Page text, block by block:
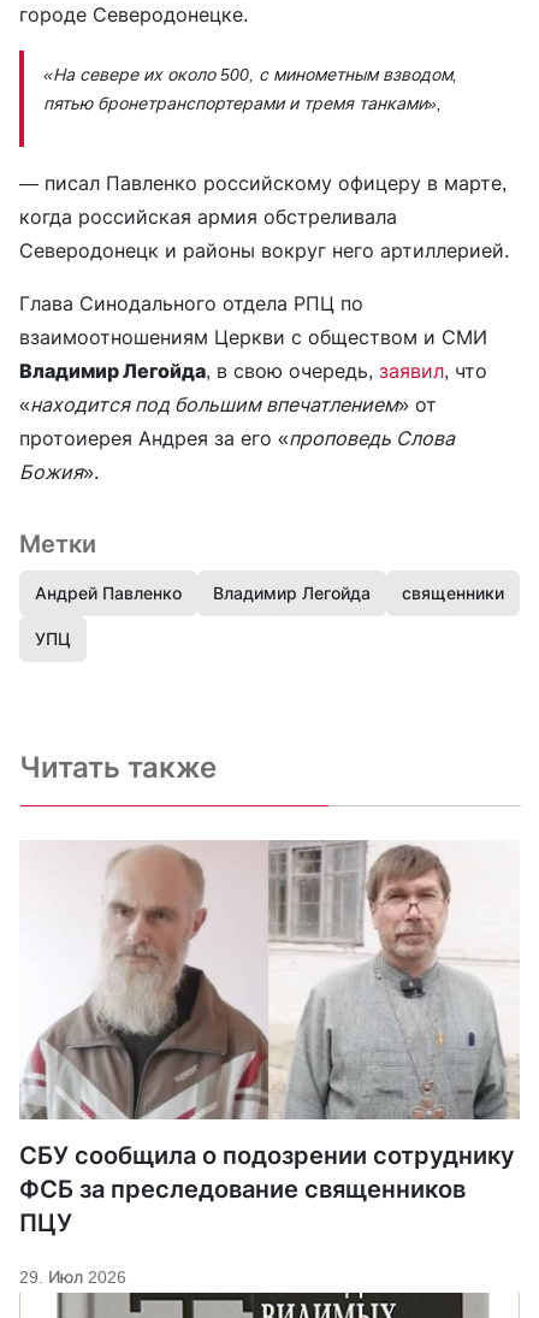
городе Северодонецке.
«На севере их около 500, с минометным взводом,
пятью бронетранспортерами и тремя танками»,
— писал Павленко российскому офицеру в марте,
когда российская армия обстреливала
Северодонецк и районы вокруг него артиллерией.
Глава Синодального отдела РПЦ по
взаимоотношениям Церкви с обществом и СМИ
Владимир Легойда, в свою очередь, заявил, что
«находится под большим впечатлением» от
протоиерея Андрея за его «проповедь Слова
Божия».
Метки
Андрей Павленко Владимир Легойда священники
УПЦ
Читать также
СБУ сообщила о подозрении сотруднику
ФСБ за преследование священников
ПЦУ
29. Июл 2026